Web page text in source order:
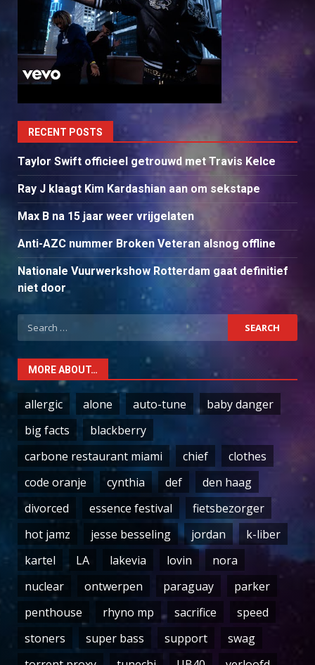
RECENT POSTS
Taylor Swift officieel getrouwd met Travis Kelce
Ray J klaagt Kim Kardashian aan om sekstape
Max B na 15 jaar weer vrijgelaten
Anti-AZC nummer Broken Veteran alsnog offline
Nationale Vuurwerkshow Rotterdam gaat definitief
niet door
Search
for:
MORE ABOUT…
allergic alone auto-tune
baby danger
big facts
blackberry
carbone restaurant miami
chief
clothes
code oranje
cynthia def
den haag
divorced
essence festival
fietsbezorger
hot jamz
jesse besseling jordan
k-liber
kartel
LA lakevia lovin
nora
nuclear
ontwerpen paraguay
parker
penthouse
rhyno mp sacrifice
speed
stoners
super bass support
swag